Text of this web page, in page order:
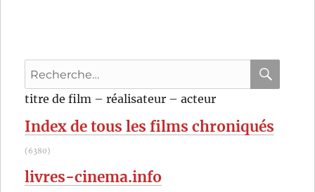
Recherche
pour
titre de film – réalisateur – acteur
Index de tous les films chroniqués
(6380)
livres-cinema.info